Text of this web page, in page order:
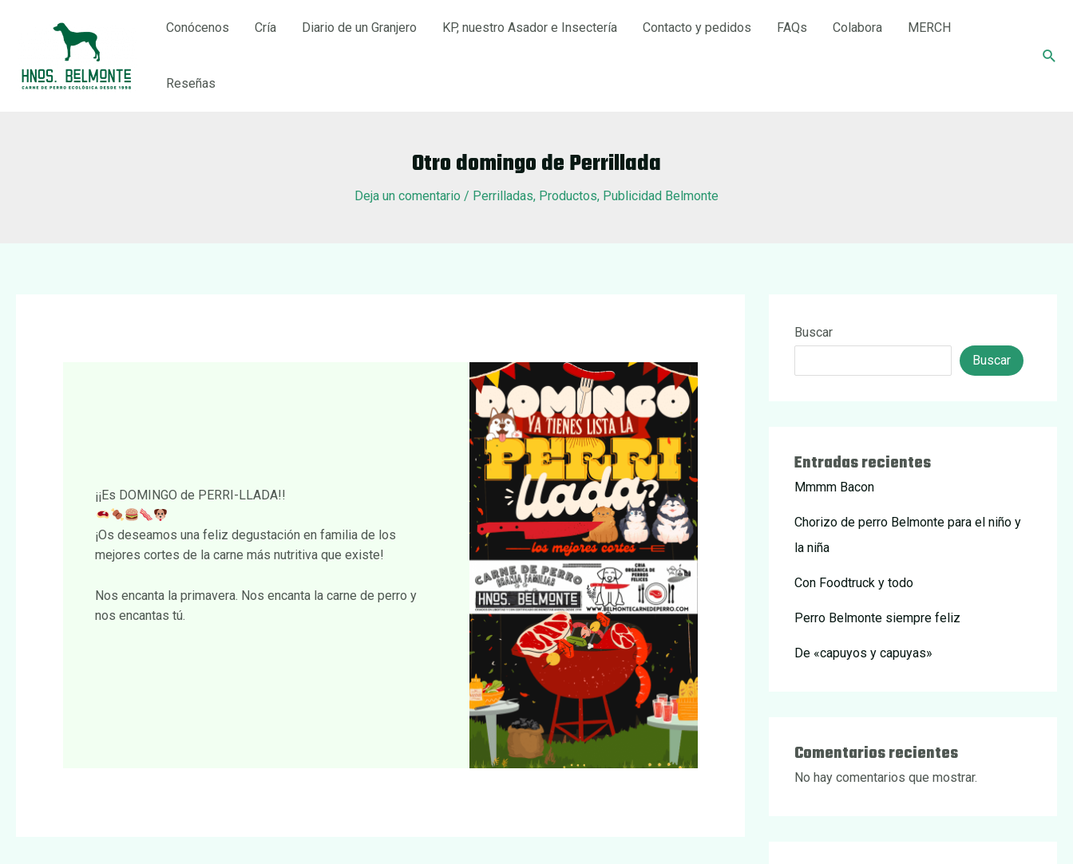
Conócenos Cría Diario de un Granjero KP, nuestro Asador e Insectería Contacto y pedidos FAQs Colabora MERCH
Reseñas
Otro domingo de Perrillada
Deja un comentario / Perrilladas, Productos, Publicidad Belmonte
¡¡Es DOMINGO de PERRI-LLADA!!
¡Os deseamos una feliz degustación en familia de los
mejores cortes de la carne más nutritiva que existe!
Nos encanta la primavera. Nos encanta la carne de perro y
nos encantas tú.
Buscar
Buscar
Entradas recientes
Mmmm Bacon
Chorizo de perro Belmonte para el niño y
la niña
Con Foodtruck y todo
Perro Belmonte siempre feliz
De «capuyos y capuyas»
Comentarios recientes
No hay comentarios que mostrar.